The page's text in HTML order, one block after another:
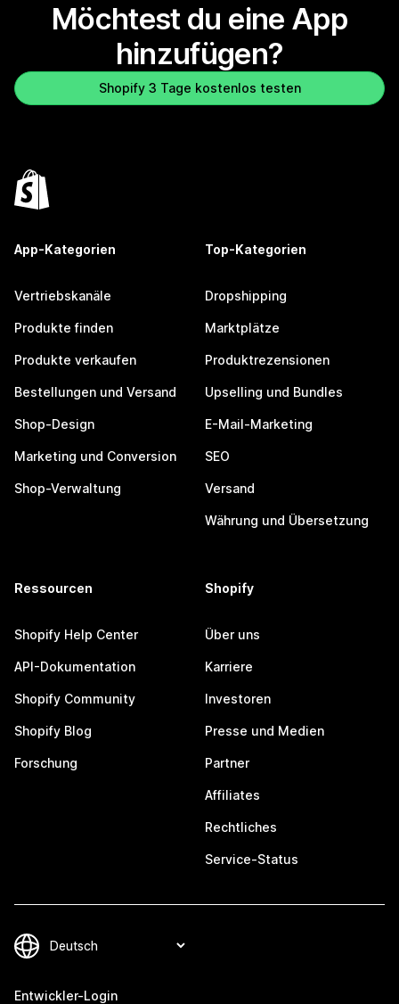
Möchtest du eine App
hinzufügen?
Shopify 3 Tage kostenlos testen
App-Kategorien
Vertriebskanäle
Produkte finden
Produkte verkaufen
Bestellungen und Versand
Shop-Design
Marketing und Conversion
Shop-Verwaltung
Top-Kategorien
Dropshipping
Marktplätze
Produktrezensionen
Upselling und Bundles
E-Mail-Marketing
SEO
Versand
Währung und Übersetzung
Ressourcen
Shopify Help Center
API-Dokumentation
Shopify Community
Shopify Blog
Forschung
Shopify
Über uns
Karriere
Investoren
Presse und Medien
Partner
Affiliates
Rechtliches
Service-Status
Entwickler-Login